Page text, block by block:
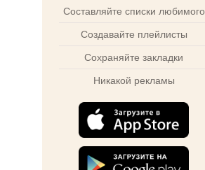
Составляйте списки любимого
Создавайте плейлисты
Сохраняйте закладки
Никакой рекламы